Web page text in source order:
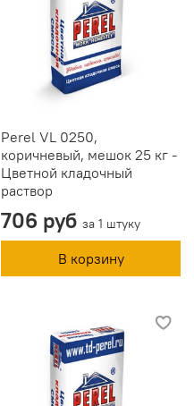
Perel VL 0250,
коричневый, мешок 25 кг -
Цветной кладочный
раствор
706 руб за 1 штуку
В корзину